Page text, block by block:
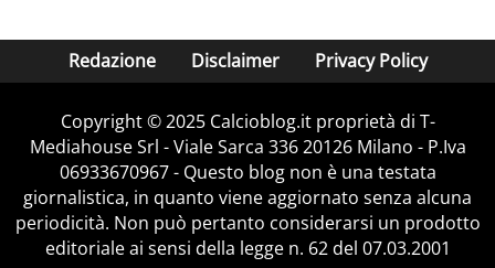
Redazione Disclaimer Privacy Policy
Copyright © 2025 Calcioblog.it proprietà di T-
Mediahouse Srl - Viale Sarca 336 20126 Milano - P.Iva
06933670967 - Questo blog non è una testata
giornalistica, in quanto viene aggiornato senza alcuna
periodicità. Non può pertanto considerarsi un prodotto
editoriale ai sensi della legge n. 62 del 07.03.2001